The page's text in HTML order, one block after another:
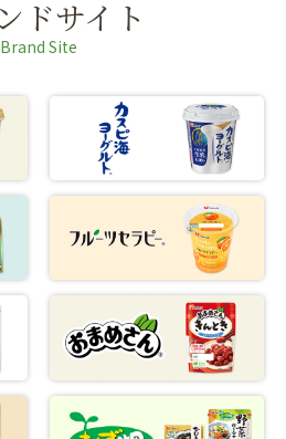
ドサイト
Brand Site